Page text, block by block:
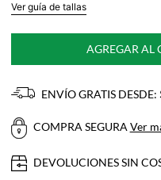
Ver guía de tallas
AGREGAR AL
ENVÍO GRATIS DESDE:
COMPRA SEGURA Ver
DEVOLUCIONES SIN